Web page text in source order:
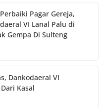
Pagar Gereja,
VI Lanal Palu di
Gempa Di Sulteng
Dankodaeral VI
Kasal